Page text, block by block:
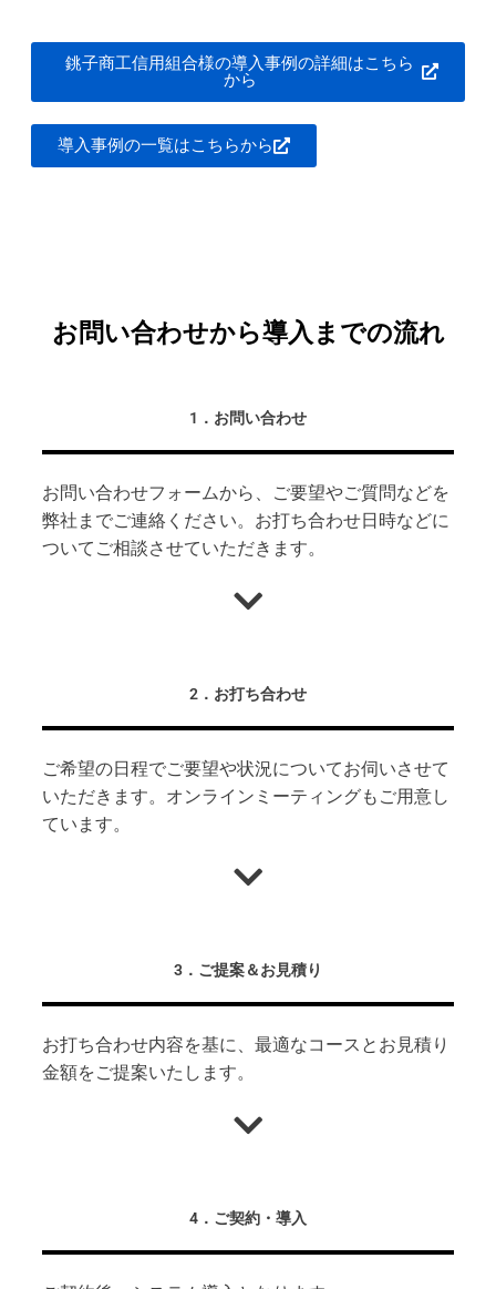
銚子商工信用組合様の導入事例の詳細はこちら
から
導入事例の一覧はこちらから
お問い合わせから導入までの流れ
1．お問い合わせ
お問い合わせフォームから、ご要望やご質問などを
弊社までご連絡ください。お打ち合わせ日時などに
ついてご相談させていただきます。
2．お打ち合わせ
ご希望の日程でご要望や状況についてお伺いさせて
いただきます。オンラインミーティングもご用意し
ています。
3．ご提案＆お見積り
お打ち合わせ内容を基に、最適なコースとお見積り
金額をご提案いたします。
4．ご契約・導入